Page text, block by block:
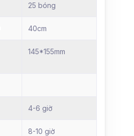
25 bóng
40cm
145*155mm
4-6 giờ
8-10 giờ